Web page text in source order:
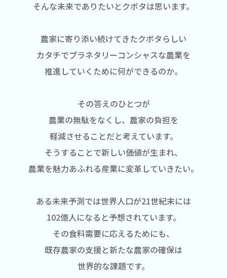
そんな未来でありたいとクボタは思います。
農家に寄り添い続けてきたクボタらしい
カタチでプラネタリーコンシャスな農業を
推進していくために何ができるのか。
その答えのひとつが
農業の無駄をなくし、 農家の負担を
軽減させることだと考えています。
そうすることで新しい価値が生まれ、
農業を魅力あふれる産業に変革していきたい。
ある未来予測では世界人口が21世紀末には
102億人になると予想されています。
その食料需要に応えるためにも、
既存農家の支援と新たな農家の確保は
世界的な課題です。